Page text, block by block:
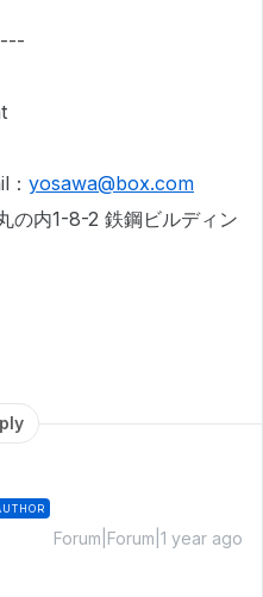
yosawa@box.com
の内1-8-2 鉄鋼ビルディン
Forum|Forum|1 year ago